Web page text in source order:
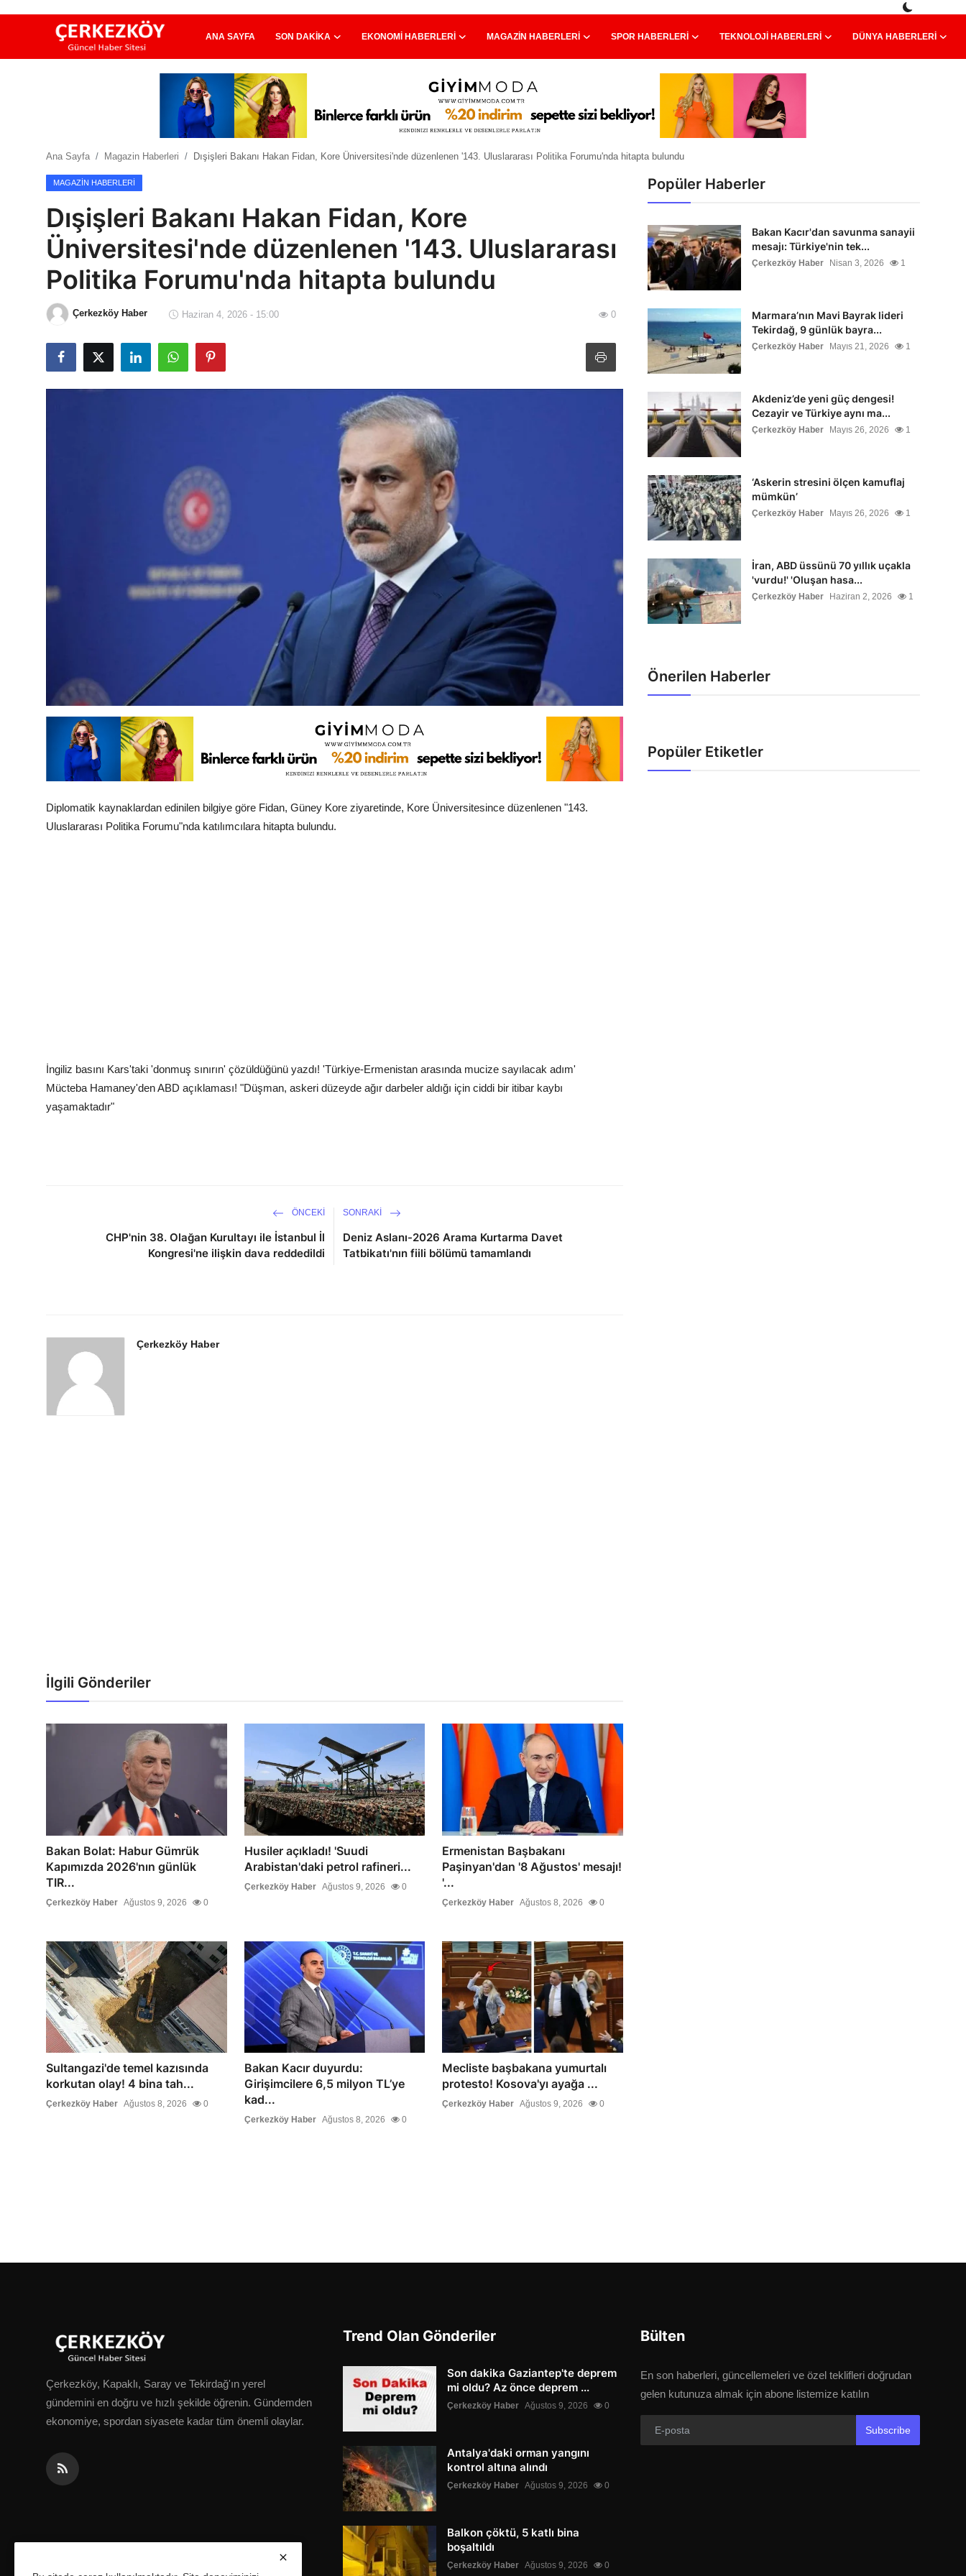
ANA SAYFA SON DAKIKA EKONOMI HABERLERI MAGAZIN HABERLERI SPOR HABERLERI TEKNOLOJI HABERLERI DÜNYA HABERLERI
Ekonomi Haberleri
Spor Haberleri
Teknoloji Haberleri
Dünya Haberleri
Çerkezköy
Ana Sayfa Magazin Haberleri Dışişleri Bakanı Hakan Fidan, Kore Üniversitesi'nde düzenlenen '143. Uluslararası Politika Forumu'nda hitapta bulundu
MAGAZIN HABERLERI
Dışişleri Bakanı Hakan Fidan, Kore
Üniversitesi'nde düzenlenen '143. Uluslararası
Politika Forumu'nda hitapta bulundu
Çerkezköy Haber Haziran 4, 2026 - 15:00 0
Diplomatik kaynaklardan edinilen bilgiye göre Fidan, Güney Kore ziyaretinde, Kore Üniversitesince düzenlenen "143.
Uluslararası Politika Forumu"nda katılımcılara hitapta bulundu.
İngiliz basını Kars'taki 'donmuş sınırın' çözüldüğünü yazdı! 'Türkiye-Ermenistan arasında mucize sayılacak adım'
Mücteba Hamaney'den ABD açıklaması! "Düşman, askeri düzeyde ağır darbeler aldığı için ciddi bir itibar kaybı
yaşamaktadır"
ÖNCEKI
CHP'nin 38. Olağan Kurultayı ile İstanbul İl
Kongresi'ne ilişkin dava reddedildi
SONRAKI
Deniz Aslanı-2026 Arama Kurtarma Davet
Tatbikatı'nın fiili bölümü tamamlandı
Çerkezköy Haber
İlgili Gönderiler
Bakan Bolat: Habur Gümrük
Kapımızda 2026'nın günlük
TIR...
Çerkezköy Haber Ağustos 9, 2026 0
Husiler açıkladı! 'Suudi
Arabistan'daki petrol rafineri...
Çerkezköy Haber Ağustos 9, 2026 0
Ermenistan Başbakanı
Paşinyan'dan '8 Ağustos' mesajı!
'...
Çerkezköy Haber Ağustos 8, 2026 0
Sultangazi'de temel kazısında
korkutan olay! 4 bina tah...
Çerkezköy Haber Ağustos 8, 2026 0
Bakan Kacır duyurdu:
Girişimcilere 6,5 milyon TL’ye
kad...
Çerkezköy Haber Ağustos 8, 2026 0
Mecliste başbakana yumurtalı
protesto! Kosova'yı ayağa ...
Çerkezköy Haber Ağustos 9, 2026 0
Popüler Haberler
Bakan Kacır'dan savunma sanayii
mesajı: Türkiye'nin tek...
Çerkezköy Haber Nisan 3, 2026 1
Marmara’nın Mavi Bayrak lideri
Tekirdağ, 9 günlük bayra...
Çerkezköy Haber Mayıs 21, 2026 1
Akdeniz’de yeni güç dengesi!
Cezayir ve Türkiye aynı ma...
Çerkezköy Haber Mayıs 26, 2026 1
‘Askerin stresini ölçen kamuflaj
mümkün’
Çerkezköy Haber Mayıs 26, 2026 1
İran, ABD üssünü 70 yıllık uçakla
'vurdu!' 'Oluşan hasa...
Çerkezköy Haber Haziran 2, 2026 1
Önerilen Haberler
Popüler Etiketler
Çerkezköy, Kapaklı, Saray ve Tekirdağ'ın yerel
gündemini en doğru ve hızlı şekilde öğrenin. Gündemden
ekonomiye, spordan siyasete kadar tüm önemli olaylar.
Trend Olan Gönderiler
Son dakika Gaziantep'te deprem
mi oldu? Az önce deprem ...
Çerkezköy Haber Ağustos 9, 2026 0
Antalya'daki orman yangını
kontrol altına alındı
Çerkezköy Haber Ağustos 9, 2026 0
Balkon çöktü, 5 katlı bina
boşaltıldı
Çerkezköy Haber Ağustos 9, 2026 0
Bülten
En son haberleri, güncellemeleri ve özel teklifleri doğrudan
gelen kutunuza almak için abone listemize katılın
Subscribe